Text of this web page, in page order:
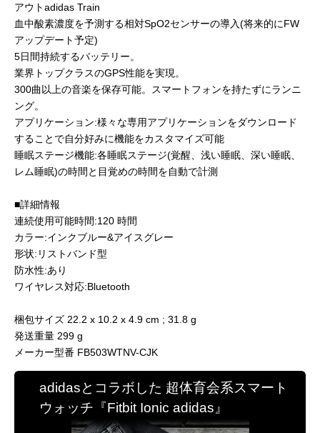
アウトadidas Train
血中酸素濃度を予測する相対SpO2センサーの導入(将来的にFW
アップデート予定)
5日間持続するバッテリー。
業界トップクラスのGPS性能を実現。
300曲以上の音楽を保存可能。スマートフォンを持たずにランニ
ング。
アプリケーション:様々な専用アプリケーションをダウンロード
することで自分好みに機能をカスタマイズ可能
睡眠ステージ機能:各睡眠ステージ(覚醒、浅い睡眠、深い睡眠、
レム睡眠)の時間と目覚めの時間を自動で計測
■詳細情報
連続使用可能時間:120 時間
カラー:インクブルー&アイスグレー
形状:リストバンド型
防水性:あり
ワイヤレス対応:Bluetooth
梱包サイズ 22.2 x 10.2 x 4.9 cm ; 31.8 g
発送重量 299 g
メーカー型番 FB503WTNV-CJK
adidasとコラボした 超体育会系スマート
ウォッチ『Fitbit Ionic adidas』